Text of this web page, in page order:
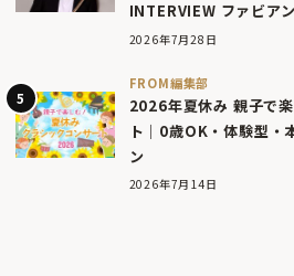
INTERVIEW ファビア
2026年7月28日
FROM編集部
2026年夏休み 親子で
ト｜0歳OK・体験型・
ン
2026年7月14日